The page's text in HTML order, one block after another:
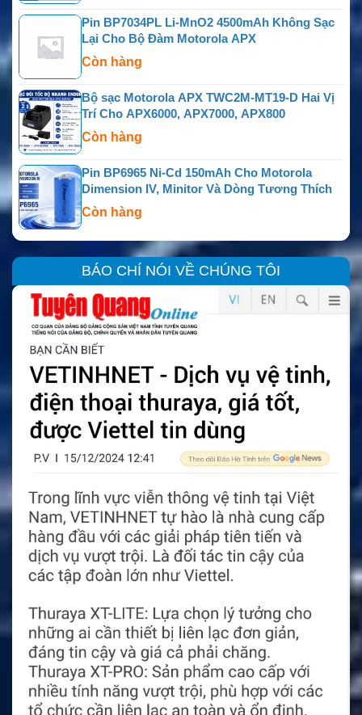
Pin BP7034PL Li-MnO2 4500mAh Không Sạc
Lại Cho Bộ Đàm Motorola APX
Còn hàng
Bộ sạc Motorola APX TWC2M-MT19-D Hai Vị
Trí Cho APX6000, APX7000, APX800
Còn hàng
Pin BP6965 Ni-Cd 150mAh Cho Motorola
Dimension IV, Minitor Và Dòng Tương Thích
Còn hàng
BÁO CHÍ NÓI VỀ CHÚNG TÔI